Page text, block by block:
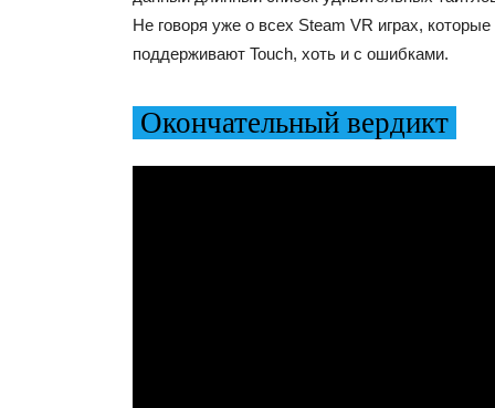
Не говоря уже о всех Steam VR играх, которые
поддерживают Touch, хоть и с ошибками.
Окончательный вердикт